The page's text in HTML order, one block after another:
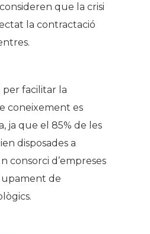
que la crisi
la contractació
per facilitar la
coneixement es
ja que el 85% de les
disposades a
consorci d’empreses
de